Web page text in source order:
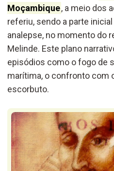
Moçambique, a meio dos
referiu, sendo a parte
analepse, no momento do
Melinde. Este plano
episódios como o fogo de
marítima, o confronto com
escorbuto.